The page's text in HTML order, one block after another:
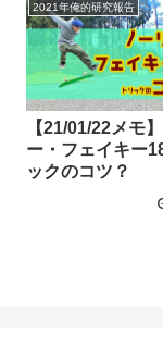
2021年俺的研究報告
【21/01/22メモ
ー・フェイキー
ックのコツ？